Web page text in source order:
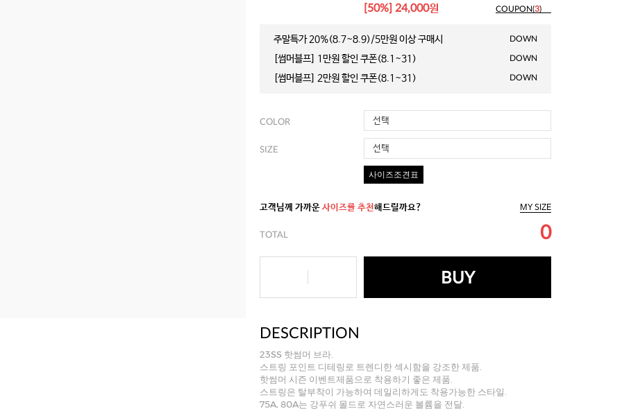
[50%] 24,000원 COUPON(3)
주말특가 20%(8.7~8.9)/5만원 이상 구매시 DOWN
[썸머블프] 1만원 할인 쿠폰(8.1~31) DOWN
[썸머블프] 2만원 할인 쿠폰(8.1~31) DOWN
COLOR 선택
SIZE 선택
사이즈조견표
고객님께 가까운 사이즈를 추천해드릴까요? MY SIZE
TOTAL 0
BUY
DESCRIPTION
23SS 핫썸머 브라.
스트링 포인트 디테링로 트렌디한 섹시함을 강조한 제품.
핫썸머 시즌 이벤트제품으로 착용하기 좋은 제품.
스트링은 탈부착이 가능하여 데일리하게도 착용가능한 스타일.
75A, 80A는 강푸쉬 몰드로 자연스러운 볼륨을 전달.